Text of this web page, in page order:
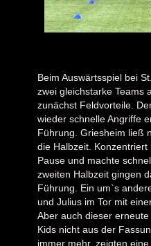
Beim Auswärtsspiel bei
zwei gleichstarke Teams
zunächst Feldvorteile.
wieder schnelle Angriffe
Führung. Griesheim ließ
die Halbzeit.
Pause und machte
zweiten Halbzeit gingen
Führung. Ein um`s
und Julius im Tor mit
Aber auch dieser
Kids nicht aus der
immer mehr, zeigten